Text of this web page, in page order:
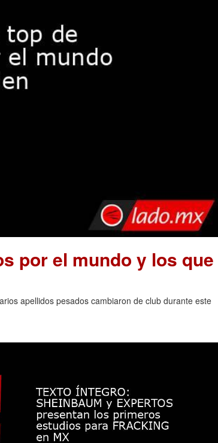
por el mundo y los que
apellidos pesados cambiaron de club durante este